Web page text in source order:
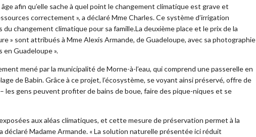
afin qu’elle sache à quel point le changement climatique est grave et
correctement », a déclaré Mme Charles. Ce système d’irrigation
changement climatique pour sa famille.La deuxième place et le prix de la
» sont attribués à Mme Alexis Armande, de Guadeloupe, avec sa photographie
Guadeloupe ».
mené par la municipalité de Morne-à-l’eau, qui comprend une passerelle en
de Babin. Grâce à ce projet, l’écosystème, se voyant ainsi préservé, offre de
les gens peuvent profiter de bains de boue, faire des pique-niques et se
aux aléas climatiques, et cette mesure de préservation permet à la
déclaré Madame Armande. « La solution naturelle présentée ici réduit